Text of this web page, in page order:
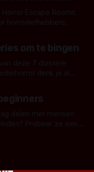
Escape Rooms
horrorliefhebbers.
om te bingen
deze 7 duistere
Nederlandse horror
Nederlandse tv-
series uit het duistere of horrorgenre. Als
delen met mensen
Probeer ze eens